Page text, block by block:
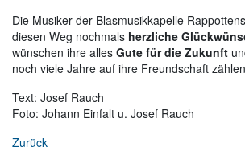
Die Musiker der Blasmusikkapelle
diesen Weg nochmals herzliche
wünschen ihre alles Gute für die Zukunft
noch viele Jahre auf ihre Freundschaft
Text: Josef Rauch
Foto: Johann Einfalt u. Josef Rauch
Zurück